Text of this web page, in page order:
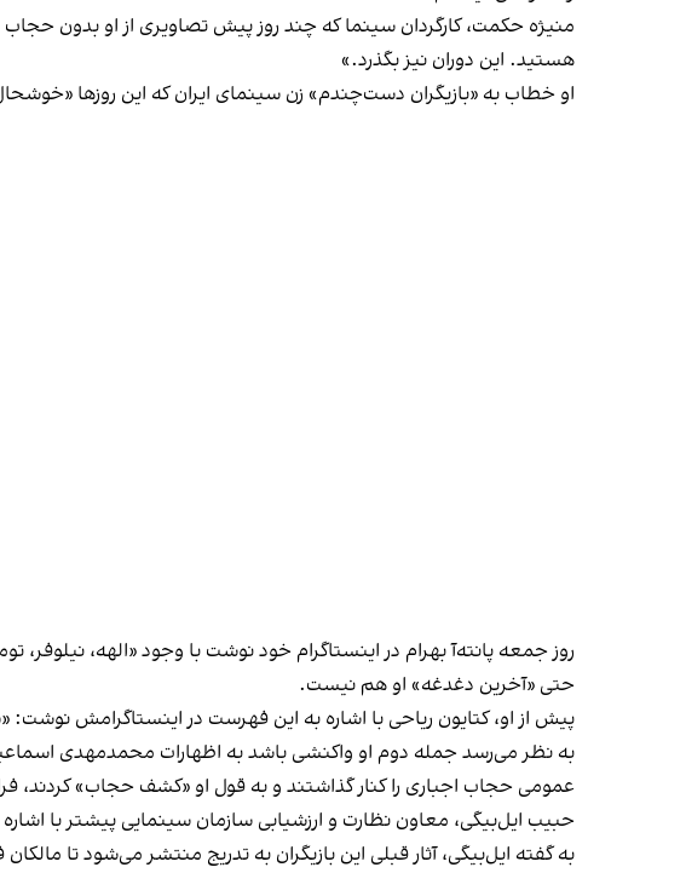
منیژه حکمت، کارگردان سینما که چند روز پیش تصاویری از او بدون
هستید. این دوران نیز بگذرد.»
او خطاب به «بازیگران دست‌چندم» زن سینمای ایران که این روزها
روز جمعه پانته‌آ بهرام در اینستاگرام خود نوشت با وجود «الهه،
حتی «آخرین دغدغه» او هم نیست.
پیش از او، کتایون ریاحی با اشاره به این فهرست در اینستاگرامش نوشت:
به نظر می‌رسد جمله دوم او واکنشی باشد به اظهارات محمدمهدی
عمومی حجاب اجباری را کنار گذاشتند و به قول او «کشف حجاب» کردند،
حبیب ایل‌بیگی، معاون نظارت و ارزشیابی سازمان سینمایی پیشتر با
به گفته ایل‌بیگی، آثار قبلی این بازیگران به تدریج منتشر می‌شود تا